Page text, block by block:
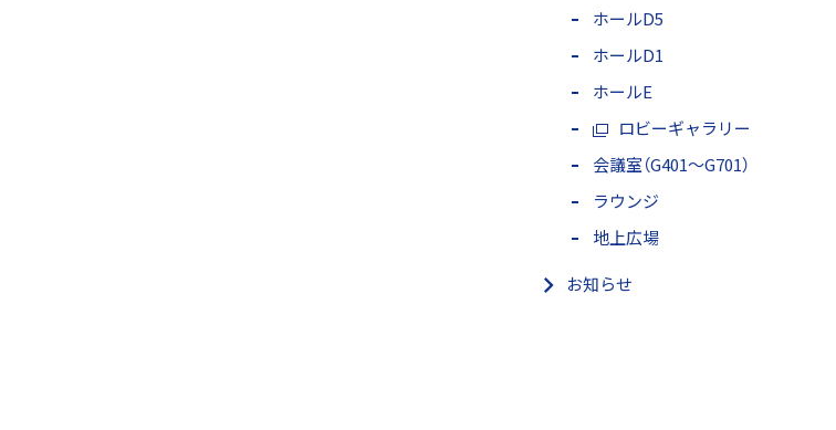
ホールD5
ホールD1
ホールE
ロビーギャラリー
会議室（G401～G701）
ラウンジ
地上広場
お知らせ